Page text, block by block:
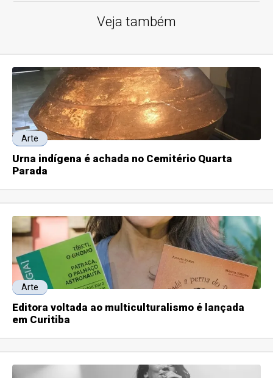
Veja também
Arte
Urna indígena é achada no Cemitério Quarta
Parada
Arte
Editora voltada ao multiculturalismo é lançada
em Curitiba